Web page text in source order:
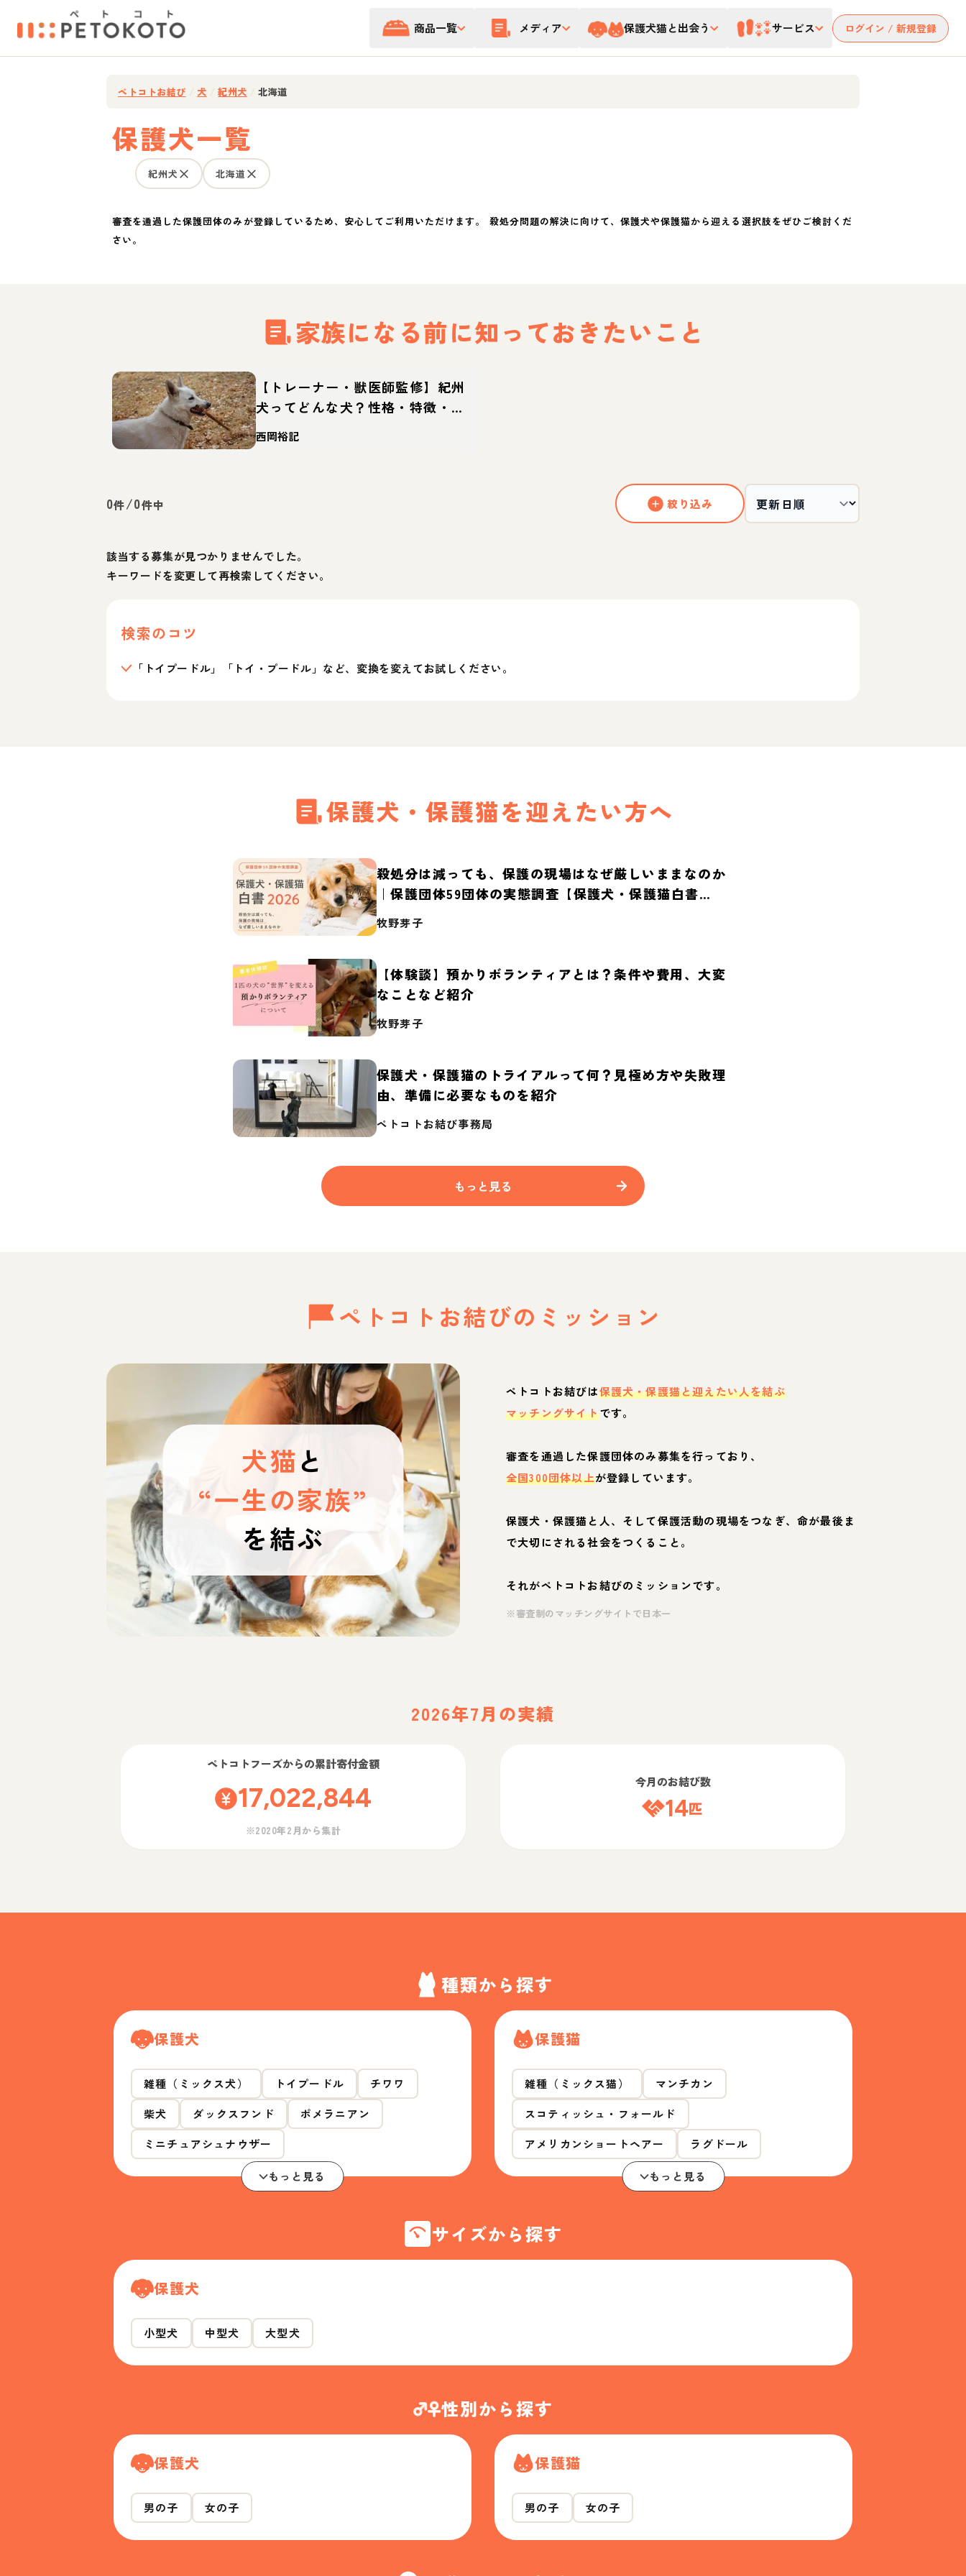
商品一覧 メディア 保護犬猫と出会う サービス ログイン / 新規登録
ペトコトお結び 犬 紀州犬 北海道
保護犬一覧
紀州犬 北海道
審査を通過した保護団体のみが登録しているため、安心してご利用いただけます。 殺処分問題の解決に向けて、保護犬や保護猫から迎える選択肢をぜひご検討くだ
さい。
家族になる前に知っておきたいこと
【トレーナー・獣医師監修】紀州
犬ってどんな犬？性格・特徴・育
て方・迎え方
西岡裕記
0件/0件中 絞り込み
該当する募集が見つかりませんでした。
キーワードを変更して再検索してください。
検索のコツ
「トイプードル」「トイ・プードル」など、変換を変えてお試しください。
保護犬・保護猫を迎えたい方へ
殺処分は減っても、保護の現場はなぜ厳しいままなのか
｜保護団体59団体の実態調査【保護犬・保護猫白書
2026】
牧野芽子
【体験談】預かりボランティアとは？条件や費用、大変
なことなど紹介
牧野芽子
保護犬・保護猫のトライアルって何？見極め方や失敗理
由、準備に必要なものを紹介
ペトコトお結び事務局
もっと見る
ペトコトお結びの ミッション
犬猫と
“一生の家族”
を結ぶ
ペトコトお結びは保護犬・保護猫と迎えたい人を結ぶ
マッチングサイトです。
審査を通過した保護団体のみ募集を行っており、
全国300団体以上が登録しています。
保護犬・保護猫と人、そして保護活動の現場をつなぎ、命が最後ま
で大切にされる社会をつくること。
それがペトコトお結びのミッションです。
※審査制のマッチングサイトで日本一
2026年7月の実績
ペトコトフーズからの累計寄付金額
17,022,844
※2020年2月から集計
今月のお結び数
14匹
種類から探す
保護犬
雑種（ミックス犬） トイプードル
チワワ
柴犬
ダックスフンド
ポメラニアン
ミニチュアシュナウザー
もっと見る
保護猫
雑種（ミックス猫）
マンチカン
スコティッシュ・フォールド
アメリカンショートヘアー
ラグドール
もっと見る
サイズから探す
保護犬
小型犬 中型犬 大型犬
性別から探す
保護犬
男の子 女の子
保護猫
男の子 女の子